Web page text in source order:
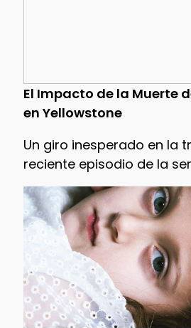
El Impacto de la Muerte
en Yellowstone
Un giro inesperado en la
reciente episodio de la ser